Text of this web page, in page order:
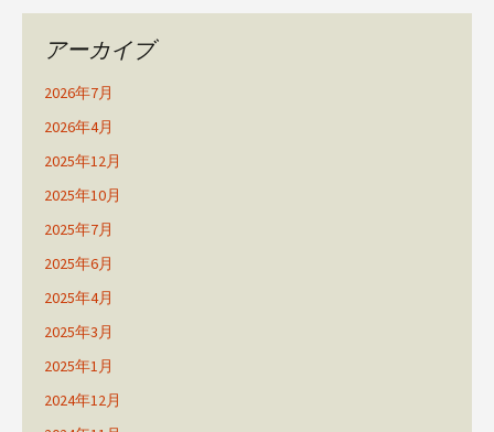
アーカイブ
2026年7月
2026年4月
2025年12月
2025年10月
2025年7月
2025年6月
2025年4月
2025年3月
2025年1月
2024年12月